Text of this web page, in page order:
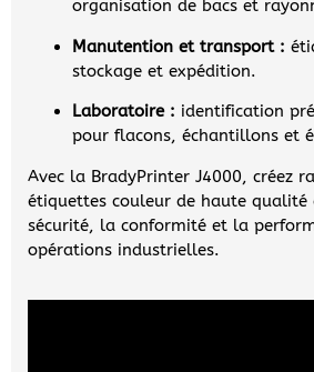
organisation de bacs et
Manutention et transport :
stockage et expédition.
Laboratoire : identification
pour flacons, échantillons et
Avec la BradyPrinter J4000, créez
étiquettes couleur de haute
sécurité, la conformité et la
opérations industrielles.